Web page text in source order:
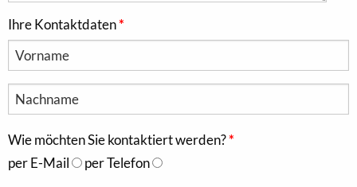
Ihre Kontaktdaten
Wie möchten Sie kontaktiert werden?
per E-Mail
per Telefon